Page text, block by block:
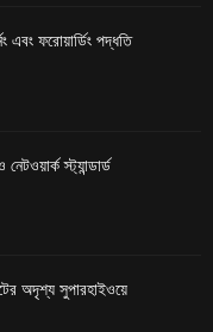
এবং ফরোয়ার্ডিং পদ্ধতি
স্ট্যান্ডার্ড
অদৃশ্য সুপারহাইওয়ে